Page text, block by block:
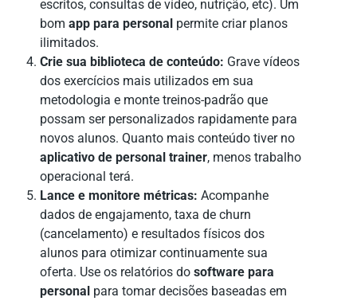
escritos, consultas de vídeo, nutrição, etc). Um
bom app para personal permite criar planos
ilimitados.
Crie sua biblioteca de conteúdo: Grave vídeos
dos exercícios mais utilizados em sua
metodologia e monte treinos-padrão que
possam ser personalizados rapidamente para
novos alunos. Quanto mais conteúdo tiver no
aplicativo de personal trainer, menos trabalho
operacional terá.
Lance e monitore métricas: Acompanhe
dados de engajamento, taxa de churn
(cancelamento) e resultados físicos dos
alunos para otimizar continuamente sua
oferta. Use os relatórios do software para
personal para tomar decisões baseadas em